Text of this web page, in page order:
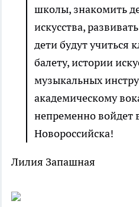
школы, знакомить
искусства,
дети будут учиться
балету, истории
музыкальных
академическому
непременно войдет
Новороссийска!
Лилия Запашная